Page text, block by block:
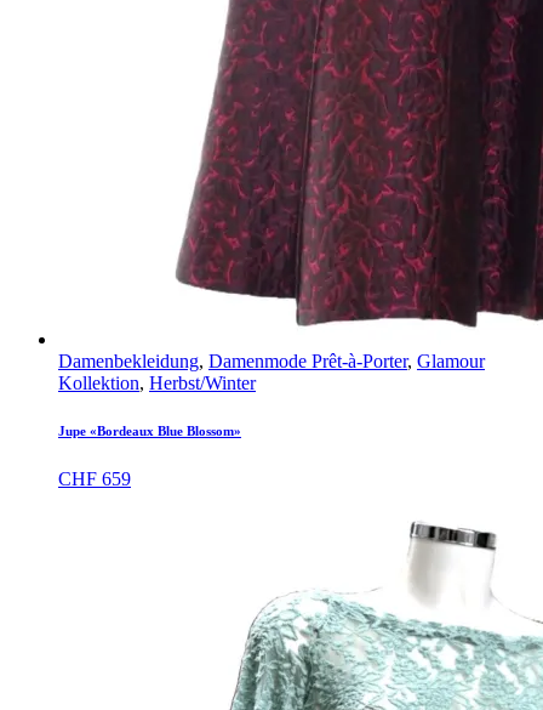
Damenbekleidung, Damenmode Prêt-à-Porter, Glamour
Kollektion, Herbst/Winter
Jupe «Bordeaux Blue Blossom»
CHF 659